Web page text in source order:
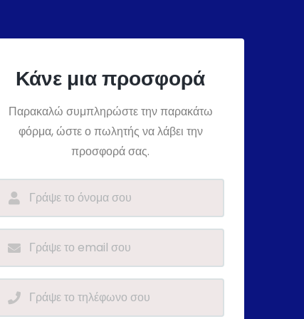
Κάνε μια προσφορά
Παρακαλώ συμπληρώστε την παρακάτω
φόρμα, ώστε ο πωλητής να λάβει την
προσφορά σας.